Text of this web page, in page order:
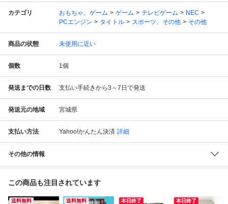
カテゴリ おもちゃ、ゲーム ゲーム テレビゲーム
NEC
PCエンジン
タイトル スポーツ、その他 その他
商品の状態 未使用に近い
個数 1個
発送までの日数 支払い手続きから3～7日で発送
発送元の地域 宮城県
支払い方法 Yahoo!かんたん決済 詳細
その他の情報
この商品も注目されています
送料無料 送料無料 本日終了 本日終了